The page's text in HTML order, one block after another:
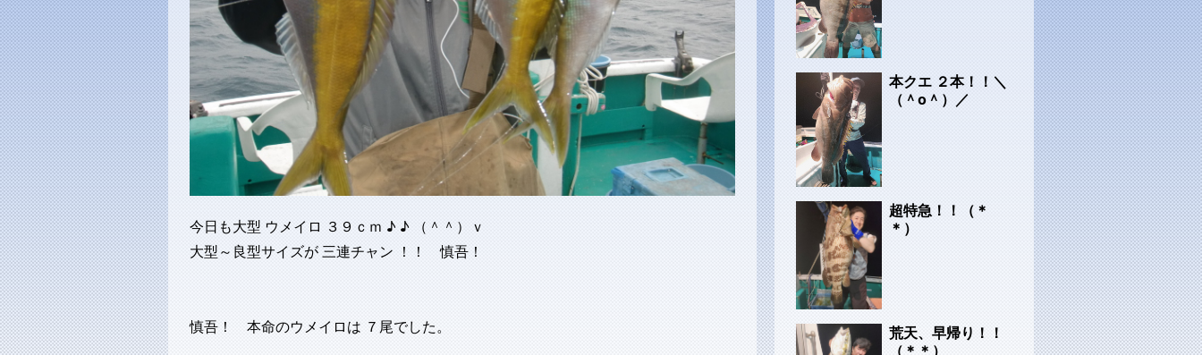
今日も大型 ウメイロ ３９ｃｍ ♪ ♪ （＾＾）ｖ
大型～良型サイズが 三連チャン ！！ 慎吾！
慎吾！ 本命のウメイロは ７尾でした。
本クエ ２本！！＼
（＾o＾）／
超特急！！（＊
＊）
荒天、早帰り！！
（＊＊）